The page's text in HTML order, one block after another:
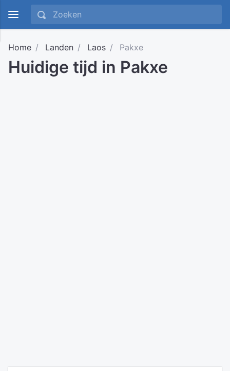
Home Landen Laos Pakxe
Huidige tijd in Pakxe